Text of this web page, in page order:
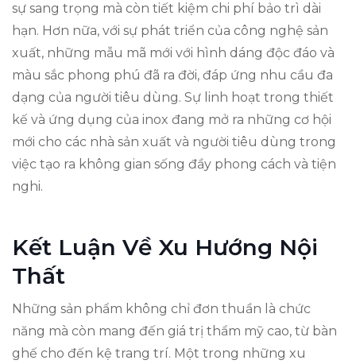
sự sang trọng mà còn tiết kiệm chi phí bảo trì dài
hạn. Hơn nữa, với sự phát triển của công nghệ sản
xuất, những mẫu mã mới với hình dáng độc đáo và
màu sắc phong phú đã ra đời, đáp ứng nhu cầu đa
dạng của người tiêu dùng. Sự linh hoạt trong thiết
kế và ứng dụng của inox đang mở ra những cơ hội
mới cho các nhà sản xuất và người tiêu dùng trong
việc tạo ra không gian sống đầy phong cách và tiện
nghi.
Kết Luận Về Xu Hướng Nội
Thất
Những sản phẩm không chỉ đơn thuần là chức
năng mà còn mang đến giá trị thẩm mỹ cao, từ bàn
ghế cho đến kệ trang trí. Một trong những xu